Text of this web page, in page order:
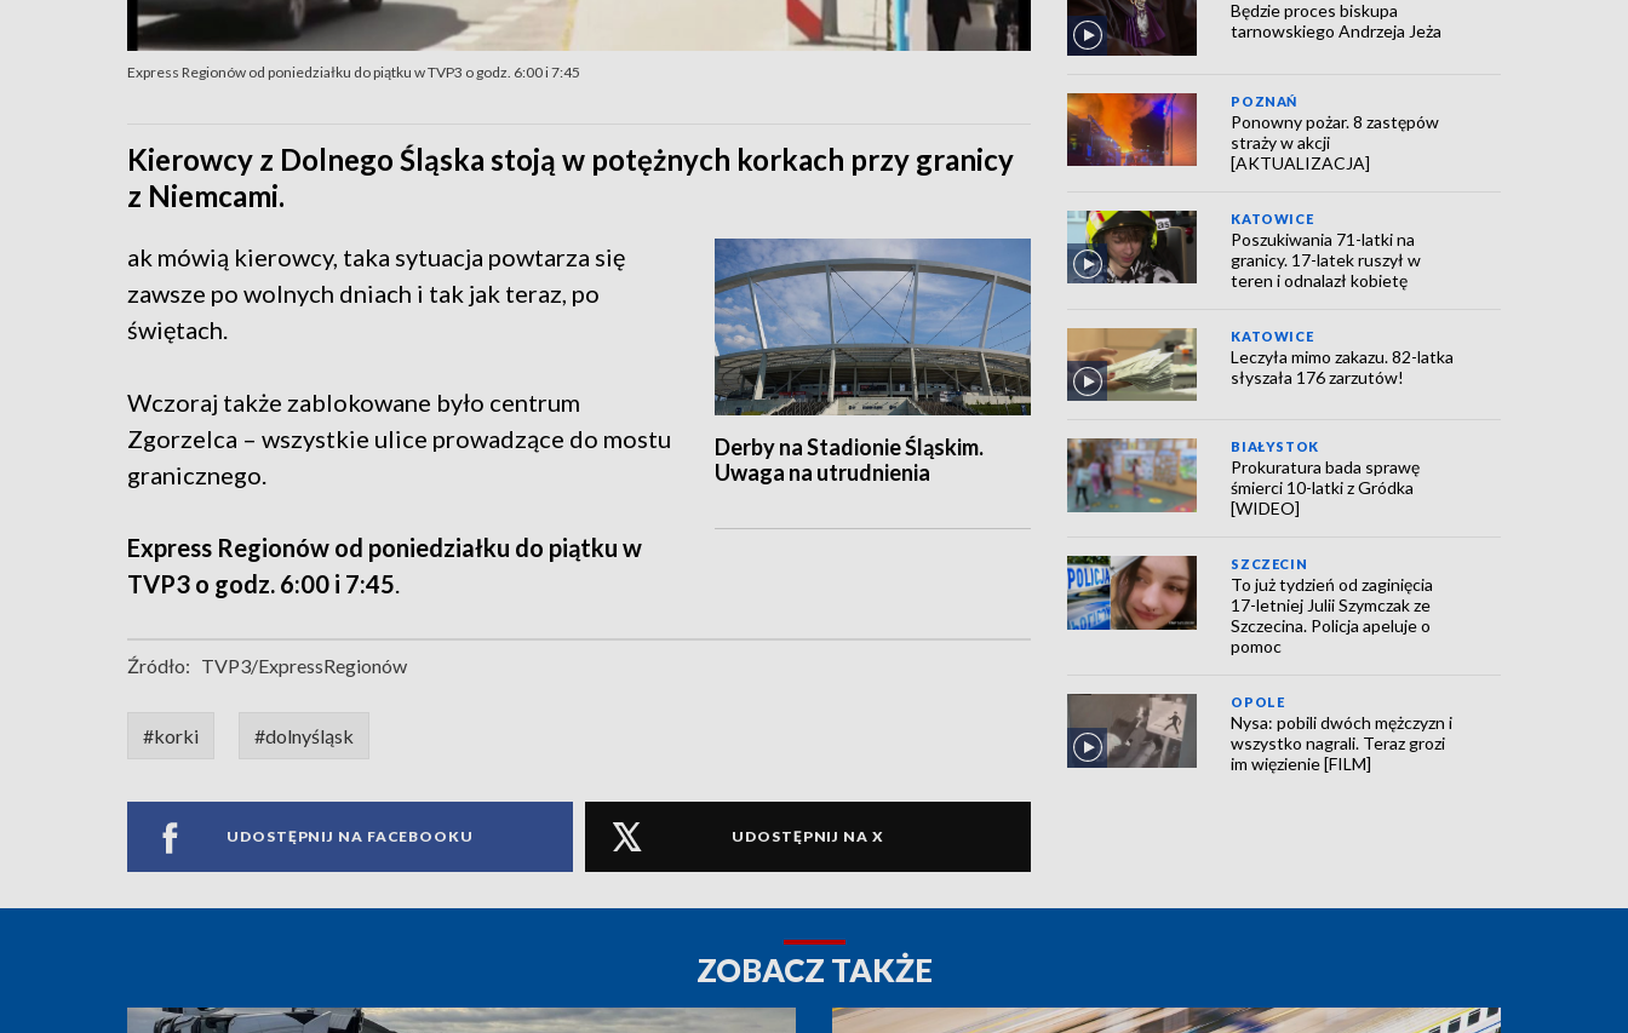
Express Regionów od poniedziałku do piątku w TVP3 o godz. 6:00 i 7:45
Kierowcy z Dolnego Śląska stoją w potężnych korkach przy granicy
z Niemcami.
Derby na Stadionie Śląskim.
Uwaga na utrudnienia
ak mówią kierowcy, taka sytuacja powtarza się
zawsze po wolnych dniach i tak jak teraz, po
świętach.
Wczoraj także zablokowane było centrum
Zgorzelca – wszystkie ulice prowadzące do mostu
granicznego.
Express Regionów od poniedziałku do piątku w
TVP3 o godz. 6:00 i 7:45
Źródło: TVP3/ExpressRegionów
#korki #dolnyśląsk
UDOSTĘPNIJ NA FACEBOOKU UDOSTĘPNIJ NA X
Będzie proces biskupa
tarnowskiego Andrzeja Jeża
POZNAŃ
Ponowny pożar. 8 zastępów
straży w akcji
[AKTUALIZACJA]
KATOWICE
Poszukiwania 71-latki na
granicy. 17-latek ruszył w
teren i odnalazł kobietę
KATOWICE
Leczyła mimo zakazu. 82-latka
słyszała 176 zarzutów!
BIAŁYSTOK
Prokuratura bada sprawę
śmierci 10-latki z Gródka
[WIDEO]
SZCZECIN
To już tydzień od zaginięcia
17-letniej Julii Szymczak ze
Szczecina. Policja apeluje o
pomoc
OPOLE
Nysa: pobili dwóch mężczyzn i
wszystko nagrali. Teraz grozi
im więzienie [FILM]
ZOBACZ TAKŻE